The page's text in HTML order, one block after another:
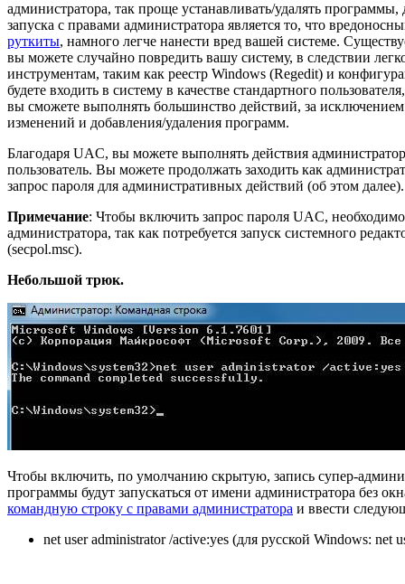
администратора, так проще устанавливать/удалять
запуска с правами администратора является то, что
руткиты, намного легче нанести вред вашей системе.
вы можете случайно повредить вашу систему, в следствии
инструментам, таким как реестр Windows (Regedit) и
будете входить в систему в качестве стандартного
вы сможете выполнять большинство действий, за
изменений и добавления/удаления программ.
Благодаря UAC, вы можете выполнять действия
пользователь. Вы можете продолжать заходить как
запрос пароля для административных действий (об этом
Примечание: Чтобы включить запрос пароля UAC,
администратора, так как потребуется запуск системного
(secpol.msc).
Небольшой трюк.
Чтобы включить, по умолчанию скрытую, запись супер-
программы будут запускаться от имени администратора без
командную строку с правами администратора и ввести
net user administrator /active:yes (для русской Windows: